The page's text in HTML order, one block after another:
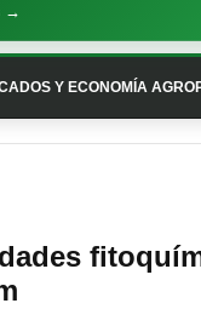
→
Y ECONOMÍA